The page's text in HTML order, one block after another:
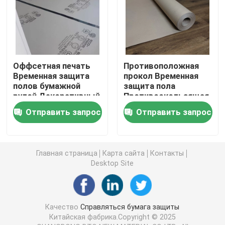
Временное защитное покрытие пола
Черная бумага картона
Breathable клейкая лента
Пакуя бумага крена
Черная бумага с покрытием
Покрашенная бумага Rolls
Повторно использованная бумага картона
покрытий для
покрытий для
покрытий для
покрытий для
покрытий для
покрытий
Оффсетная печать
Временная защита
полов бумажной
рулой Декоративный
строительный
проект
Отправить запрос
Противоположная
прокол Временная
защита пола
Противоскользящая
бумага 0,9 мм
Отправить запрос
Главная страница Карта сайта
Контакты
Desktop Site
КачествоСправляться бумага защиты
Китайская фабрика.Copyright © 2025